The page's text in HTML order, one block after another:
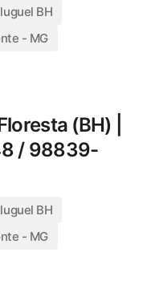
BH
- MG
(BH) |
/ 98839-
BH
- MG